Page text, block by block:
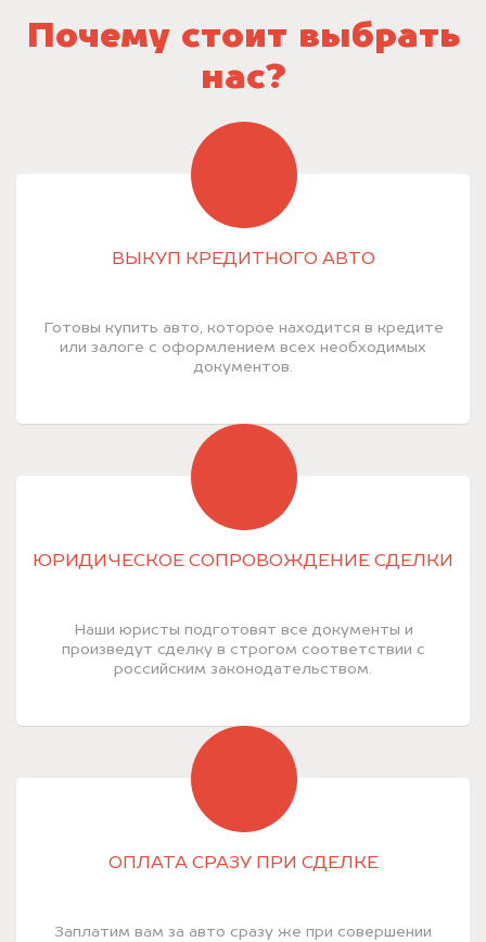
Почему стоит выбрать
нас?
ВЫКУП КРЕДИТНОГО АВТО
Готовы купить авто, которое находится в кредите
или залоге с оформлением всех необходимых
документов.
ЮРИДИЧЕСКОЕ СОПРОВОЖДЕНИЕ СДЕЛКИ
Наши юристы подготовят все документы и
произведут сделку в строгом соответствии с
российским законодательством.
ОПЛАТА СРАЗУ ПРИ СДЕЛКЕ
Заплатим вам за авто сразу же при совершении